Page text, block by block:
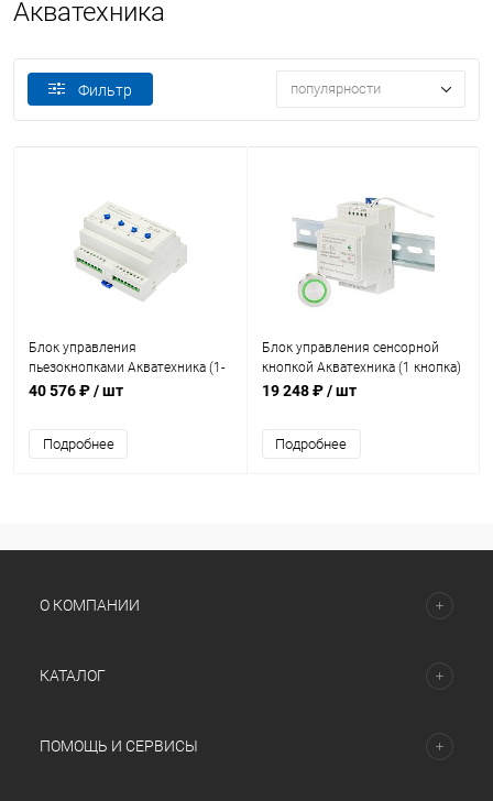
Акватехника
Фильтр популярности
Блок управления
пьезокнопками Акватехника (1-
4 кнопки) (AT13.16.3)
40 576 ₽/ шт
Подробнее
Блок управления сенсорной
кнопкой Акватехника (1 кнопка)
(AT13.16.2)
19 248 ₽/ шт
Подробнее
О КОМПАНИИ
КАТАЛОГ
ПОМОЩЬ И СЕРВИСЫ